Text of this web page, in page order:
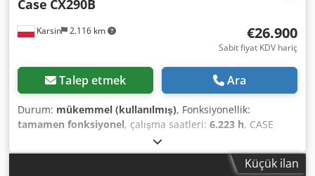
Karsin 2.116 km
Case CX290B
€26.900
Sabit fiyat KDV hariç
Talep etmek Ara
Durum: mükemmel (kullanılmış), Fonksiyonellik:
tamamen fonksiyonel, çalışma saatleri: 6.223 h, CASE
CX290B Crawler Excavator Kawasaki Hydraulics Isuzu
Engine Cedpfjygy Awsx Agueha Technical Specifications: -
Engine: Isuzu AH-6HK1X (6-cylinder, turbocharged,Küçük ilan